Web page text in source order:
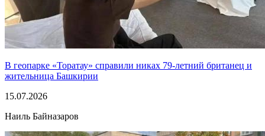
В геопарке «Торатау» справили никах 79-летний британец и
жительница Башкирии
15.07.2026
Наиль Байназаров